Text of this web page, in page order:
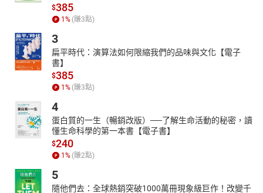
$385
1% (賺3點)
3
扁平時代：演算法如何限縮我們的品味與文化【電子
書】
$385
1% (賺3點)
4
蛋白質的一生（暢銷改版）──了解生命活動的秘密，讀
懂生命科學的第一本書【電子書】
$240
1% (賺2點)
5
隨他們去：全球熱銷突破1000萬冊現象級巨作！改變千